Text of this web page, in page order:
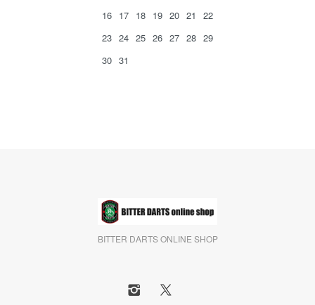
16 17 18 19 20 21
22
23 24 25 26 27 28 29
30 31
BITTER DARTS ONLINE SHOP